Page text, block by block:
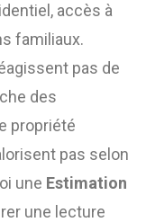
accès à
familiaux.
pas de
des
propriété
pas selon
une Estimation
une lecture